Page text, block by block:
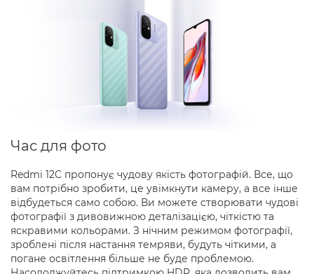
Час для фото
Redmi 12C пропонує чудову якість фотографій. Все, що
вам потрібно зробити, це увімкнути камеру, а все інше
відбудеться само собою. Ви можете створювати чудові
фотографії з дивовижною деталізацією, чіткістю та
яскравими кольорами. З нічним режимом фотографії,
зроблені після настання темряви, будуть чіткими, а
погане освітлення більше не буде проблемою.